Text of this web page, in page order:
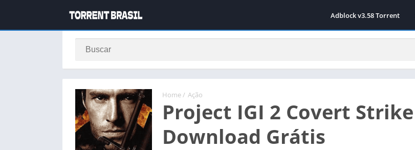
Adblock v3.58 Torrent
Home / Ação
Project IGI 2 Covert Strike
Download Grátis